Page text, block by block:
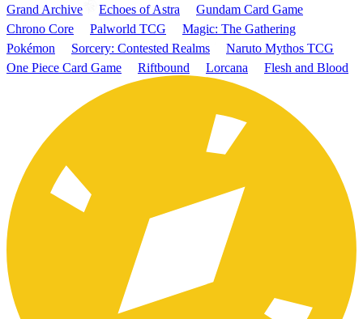
Grand Archive
Echoes of Astra
Gundam Card Game
Chrono Core
Palworld TCG
Magic: The Gathering
Pokémon
Sorcery: Contested Realms
Naruto Mythos TCG
One Piece Card Game
Riftbound Lorcana Flesh and Blood